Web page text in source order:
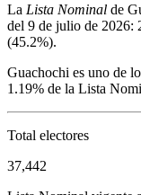
La Lista Nominal de
del 9 de julio de 2026:
(45.2%).
Guachochi es uno de
1.19% de la Lista
Total electores
37,442